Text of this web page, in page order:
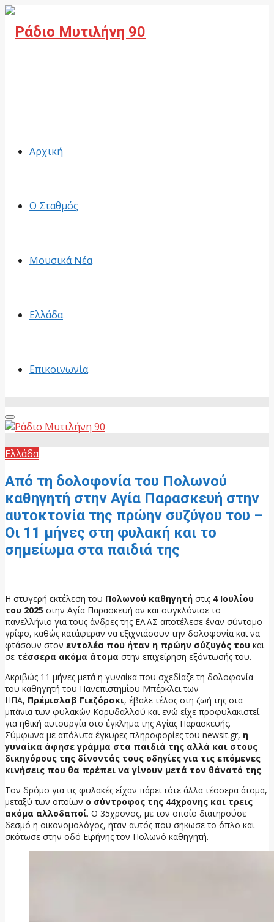
Αρχική
Ο Σταθμός
Μουσικά Νέα
Ελλάδα
Επικοινωνία
Primary
Menu
Ελλάδα
Από τη δολοφονία του Πολωνού
καθηγητή στην Αγία Παρασκευή στην
αυτοκτονία της πρώην συζύγου του –
Οι 11 μήνες στη φυλακή και το
σημείωμα στα παιδιά της
Η στυγερή εκτέλεση του Πολωνού καθηγητή στις 4 Ιουλίου
του 2025 στην Αγία Παρασκευή αν και συγκλόνισε το
πανελλήνιο για τους άνδρες της ΕΛ.ΑΣ αποτέλεσε έναν σύντομο
γρίφο, καθώς κατάφεραν να εξιχνιάσουν την δολοφονία και να
φτάσουν στον εντολέα που ήταν η πρώην σύζυγός του και
σε τέσσερα ακόμα άτομα στην επιχείρηση εξόντωσής του.
Ακριβώς 11 μήνες μετά η γυναίκα που σχεδίαζε τη δολοφονία
του καθηγητή του Πανεπιστημίου Μπέρκλεϊ των
ΗΠΑ, Πρέμισλαβ Γιεζόρσκι, έβαλε τέλος στη ζωή της στα
μπάνια των φυλακών Κορυδαλλού και ενώ είχε προφυλακιστεί
για ηθική αυτουργία στο έγκλημα της Αγίας Παρασκευής.
Σύμφωνα με απόλυτα έγκυρες πληροφορίες του newsit.gr, η
γυναίκα άφησε γράμμα στα παιδιά της αλλά και στους
δικηγόρους της δίνοντάς τους οδηγίες για τις επόμενες
κινήσεις που θα πρέπει να γίνουν μετά τον θάνατό της.
Τον δρόμο για τις φυλακές είχαν πάρει τότε άλλα τέσσερα άτομα,
μεταξύ των οποίων ο σύντροφος της 44χρονης και τρεις
ακόμα αλλοδαποί. Ο 35χρονος, με τον οποίο διατηρούσε
δεσμό η οικονομολόγος, ήταν αυτός που σήκωσε το όπλο και
σκότωσε στην οδό Ειρήνης τον Πολωνό καθηγητή.